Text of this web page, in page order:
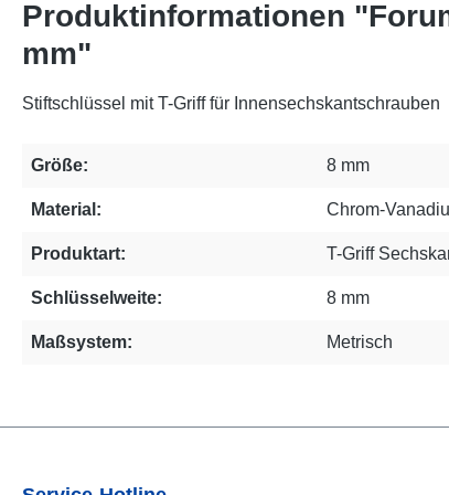
Produktinformationen
mm"
Stiftschlüssel mit T-Griff für Innensechskantschrauben
Größe: 8 mm
Material: Chrom-
Produktart: T-Griff
Schlüsselweite: 8 mm
Maßsystem: Metrisch